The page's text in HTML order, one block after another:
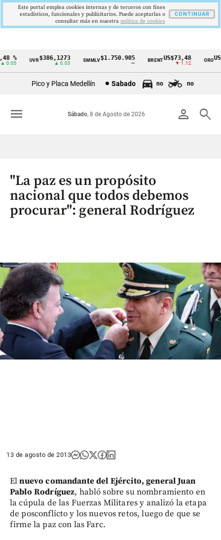
Cintillo
Colombia
% UVR$386,1273
▲ 0.03
SMMLV$1.750.905 BRENTUS$73,48
▼ 1.12
ORO
Pico y Placa Medellín Sabado no no
person search
Sábado, 8 de Agosto de 2026
menu
"La paz es un propósito
nacional que todos debemos
procurar": general Rodríguez
13 de agosto de 2013
Elnuevo comandante del Ejército, general Juan
Pablo Rodríguez, habló sobre su nombramiento en
la cúpula de las Fuerzas Militares y analizó la etapa
de posconflicto y los nuevos retos, luego de que se
firme la paz con las Farc.
Este portal emplea cookies internas y de terceros con fines
estadísticos, funcionales y publicitarios. Puede aceptarlas o
consultar más en nuestra politica de cookies
CONTINUAR